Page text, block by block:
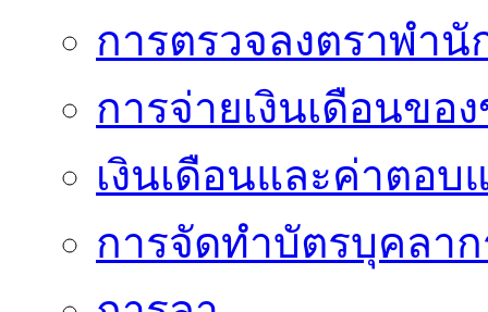
การตรวจลงตราพำ
การจ่ายเงินเดือนขอ
เงินเดือนและค่าตอบ
การจัดทำบัตรบุคลา